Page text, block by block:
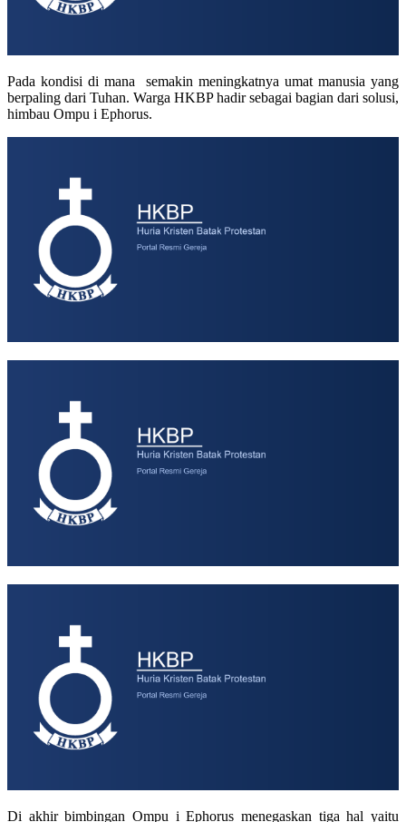
Pada kondisi di mana semakin meningkatnya umat manusia yang
berpaling dari Tuhan. Warga HKBP hadir sebagai bagian dari solusi,
himbau Ompu i Ephorus.
Di akhir bimbingan Ompu i Ephorus menegaskan tiga hal yaitu